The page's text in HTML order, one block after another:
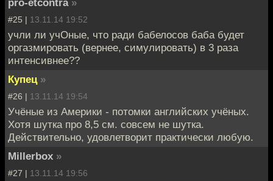
#25 | 13.11.14 19:52
учли ли учОные, что ради бабелосов баба будет
оргазмировать (вернее, симулировать) в 3 раза
интенсивнее??
Купец »
#26 | 13.11.14 19:54
Учёные из Америки - потомки английских учёных.
Хотя шутка про 8,5 см. совсем не шутка.
Действительно, удовлетворит практически любую.
Millerbox »
#27 | 13.11.14 19:56